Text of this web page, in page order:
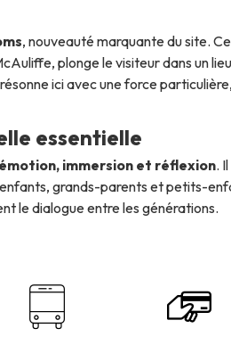
, nouveauté marquante du site.
plonge le visiteur dans un
ici avec une force
essentielle
émotion, immersion et réflexion.
grands-parents et petits-
le dialogue entre les générations.